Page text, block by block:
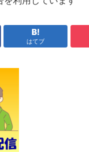
はてブ